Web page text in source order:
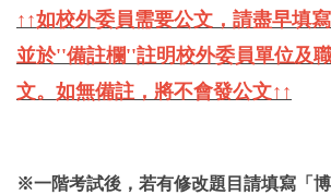
↑↑如校外委員需要公文，請盡早填寫
並於''備註欄''註明校外委員單位及
文。如無備註，將不會發公文↑↑
※一階考試後，若有修改題目請填寫「